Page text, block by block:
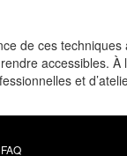
de ces techniques
accessibles. À
et
FAQ